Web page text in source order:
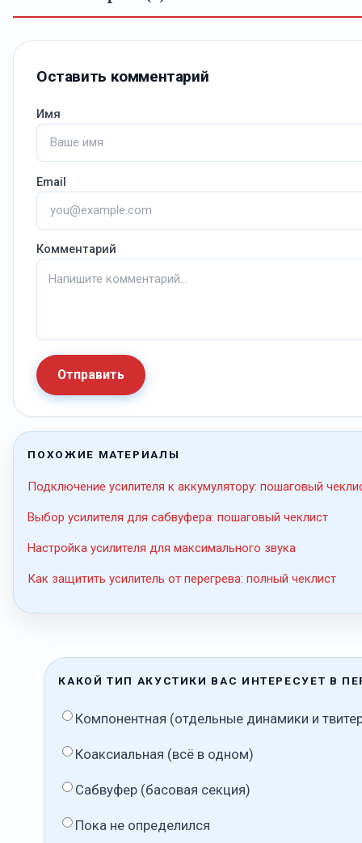
Оставить комментарий
Имя
Email
Комментарий
Отправить
ПОХОЖИЕ МАТЕРИАЛЫ
Подключение усилителя к аккумулятору: пошаговый
Выбор усилителя для сабвуфера: пошаговый чеклист
Настройка усилителя для максимального звука
Как защитить усилитель от перегрева: полный чеклист
КАКОЙ ТИП АКУСТИКИ ВАС ИНТЕРЕСУЕТ В
Компонентная (отдельные динамики и
Коаксиальная (всё в одном)
Сабвуфер (басовая секция)
Пока не определился